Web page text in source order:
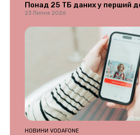
Понад 25 ТБ даних у перший
23 Липня 2026
НОВИНИ VODAFONE